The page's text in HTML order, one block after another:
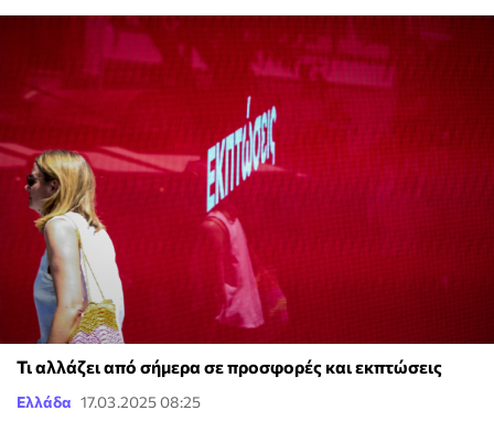
Τι αλλάζει από σήμερα σε προσφορές και εκπτώσεις
Ελλάδα 17.03.2025 08:25